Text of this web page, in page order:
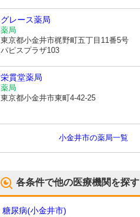
グレース薬局
薬局
東京都小金井市梶野町五丁目11番5号
パピスプラザ103
栄貫堂薬局
薬局
東京都小金井市東町4-42-25
小金井市の薬局一覧
各条件で他の医療機関を探す
糖尿病(小金井市)